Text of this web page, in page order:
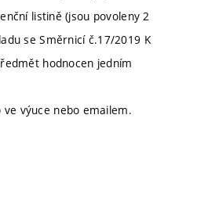
listině (jsou povoleny 2
se Směrnicí č.17/2019 K
hodnocen jedním
výuce nebo emailem.